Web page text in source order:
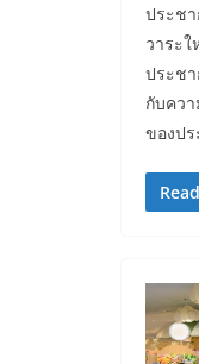
ประช
วาระ
ประช
กับคว
ของป